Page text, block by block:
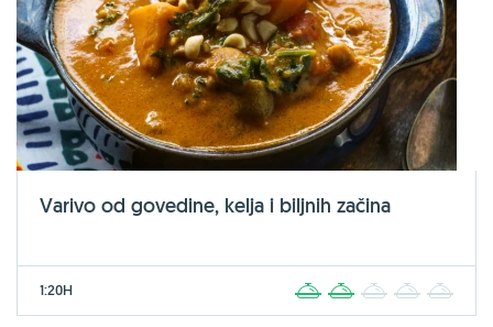
Varivo od govedine, kelja i biljnih začina
1:20H 2 3 4